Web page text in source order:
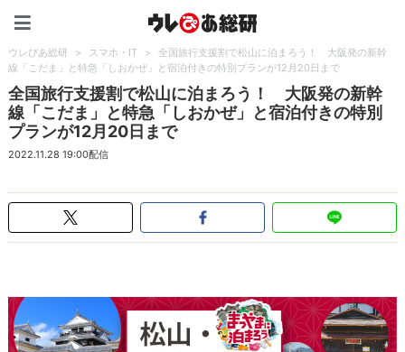
ウレぴあ総研 > スマホ・IT >
全国旅行支援割で松山に泊まろう！ 大阪発の新幹
線「こだま」と特急「しおかぜ」と宿泊付きの特別プランが12月20日まで
全国旅行支援割で松山に泊まろう！ 大阪発の新幹
線「こだま」と特急「しおかぜ」と宿泊付きの特別
プランが12月20日まで
2022.11.28 19:00配信